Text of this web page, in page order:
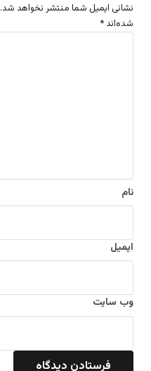
نشانی ایمیل شما منتشر نخواهد شد.
شده‌اند *
نام
ایمیل
وب‌ سایت